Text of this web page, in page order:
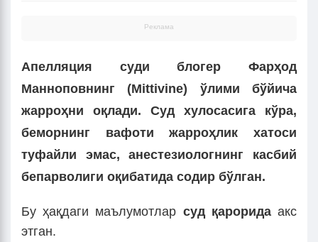
Реклама
Апелляция суди блогер Фарҳод
Манноповнинг (Mittivine) ўлими бўйича
жарроҳни оқлади. Суд хулосасига кўра,
беморнинг вафоти жарроҳлик хатоси
туфайли эмас,анестезиологнинг касбий
бепарволиги оқибатида содир бўлган.
Бу ҳақдаги маълумотлар суд қароридаакс
этган.